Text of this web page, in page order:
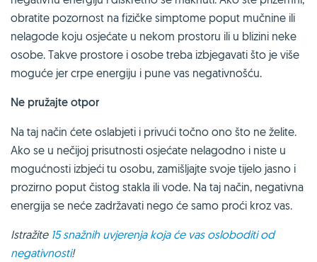
obratite pozornost na fizičke simptome poput mučnine ili
nelagode koju osjećate u nekom prostoru ili u blizini neke
osobe. Takve prostore i osobe treba izbjegavati što je više
moguće jer crpe energiju i pune vas negativnošću.
Ne pružajte otpor
Na taj način ćete oslabjeti i privući točno ono što ne želite.
Ako se u nečijoj prisutnosti osjećate nelagodno i niste u
mogućnosti izbjeći tu osobu, zamišljajte svoje tijelo jasno i
prozirno poput čistog stakla ili vode. Na taj način, negativna
energija se neće zadržavati nego će samo proći kroz vas.
Istražite 15 snažnih uvjerenja koja će vas osloboditi od
negativnosti!